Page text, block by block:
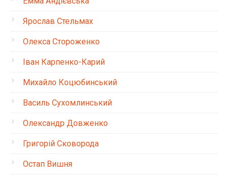
Ярослав Стельмах
Олекса Стороженко
Іван Карпенко-Карий
Михайло Коцюбинський
Василь Сухомлинський
Олександр Довженко
Григорій Сковорода
Остап Вишня